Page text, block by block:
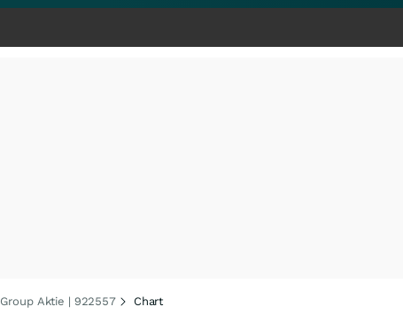
Aktie | 922557 Chart